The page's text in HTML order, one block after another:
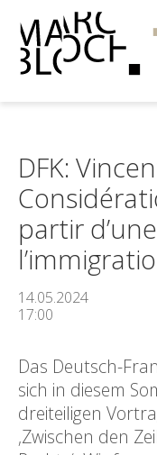
DFK:
partir
14.05.2024
17:00
Das Deutsch-
sich in diesem
dreiteiligen
‚Zwischen den